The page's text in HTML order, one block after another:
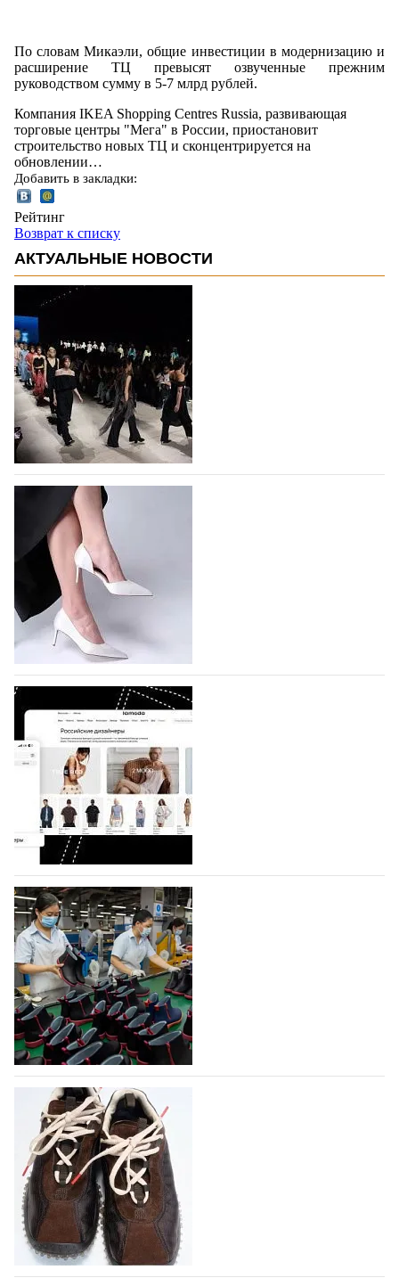
По словам Микаэли, общие инвестиции в модернизацию и
расширение ТЦ превысят озвученные прежним
руководством сумму в 5-7 млрд рублей.
Компания IKEA Shopping Centres Russia, развивающая
торговые центры "Мега" в России, приостановит
строительство новых ТЦ и сконцентрируется на
обновлении…
Добавить в закладки:
Рейтинг
Возврат к списку
АКТУАЛЬНЫЕ НОВОСТИ
На участие в Московской неделе моды
подано 1047 заявок
На участие в седьмой Московской неделе моды,
которая пройдет в российской столице с 26 сентября
по 1 октября, уже подано 1047 заявок. Примерно
половину из них (494) прислали дизайнеры,
коллекции которых не были представлены в…
07.08.2026 478
BALLINA представит свои новинки на Euro
Shoes
Компания BALLINA Guangzhou Lihuang Footwear
Co., Ltd., основанная в 2011 году и расположенная в
Гуанчжоу, столице моды Китая, является
профессиональной обувной компанией,
объединяющей разработку, производство и…
07.08.2026 332
На платформе Lamoda - новый раздел и
условия продвижения локальных
дизайнерских марок
Российский маркетплейс Lamoda решил обновить
раздел для продажи продукции локальных
дизайнерских марок одежды, обуви и аксессуаров.
Бренды также получат маркетинговую…
06.08.2026 498
Объем мирового производства обуви в
2025 году практически не увеличился
В 2025 году мировое производство обуви
практически не изменилось, зафиксировав
незначительный рост на 0,1% до 24,6 млрд пар, -
данные опубликованы в аналитическом вестнике
«Всемирный ежегодник обуви 2026», Португальской
ассоциацией…